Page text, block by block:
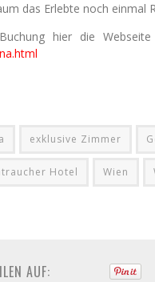
das Erlebte noch einmal
hier die
exklusive Zimmer
Hotel Wien
AUF: